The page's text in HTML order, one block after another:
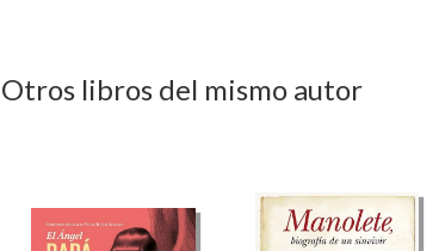
Otros libros del mismo autor